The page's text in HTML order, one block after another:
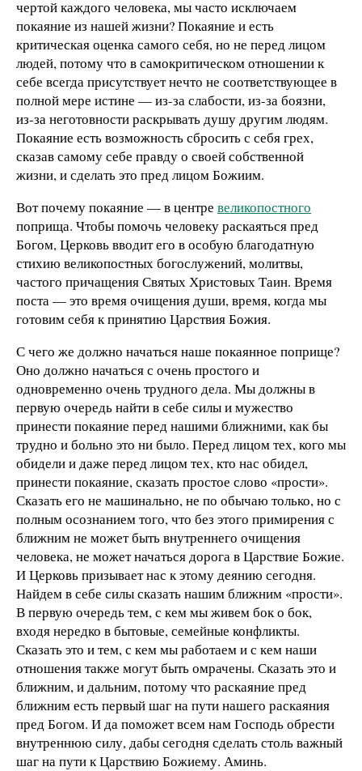
чертой каждого человека, мы часто исключаем
покаяние из нашей жизни? Покаяние и есть
критическая оценка самого себя, но не перед лицом
людей, потому что в самокритическом отношении к
себе всегда присутствует нечто не соответствующее в
полной мере истине — из-за слабости, из-за боязни,
из-за неготовности раскрывать душу другим людям.
Покаяние есть возможность сбросить с себя грех,
сказав самому себе правду о своей собственной
жизни, и сделать это пред лицом Божиим.
Вот почему покаяние — в центре великопостного
поприща. Чтобы помочь человеку раскаяться пред
Богом, Церковь вводит его в особую благодатную
стихию великопостных богослужений, молитвы,
частого причащения Святых Христовых Таин. Время
поста — это время очищения души, время, когда мы
готовим себя к принятию Царствия Божия.
С чего же должно начаться наше покаянное поприще?
Оно должно начаться с очень простого и
одновременно очень трудного дела. Мы должны в
первую очередь найти в себе силы и мужество
принести покаяние перед нашими ближними, как бы
трудно и больно это ни было. Перед лицом тех, кого мы
обидели и даже перед лицом тех, кто нас обидел,
принести покаяние, сказать простое слово «прости».
Сказать его не машинально, не по обычаю только, но с
полным осознанием того, что без этого примирения с
ближним не может быть внутреннего очищения
человека, не может начаться дорога в Царствие Божие.
И Церковь призывает нас к этому деянию сегодня.
Найдем в себе силы сказать нашим ближним «прости».
В первую очередь тем, с кем мы живем бок о бок,
входя нередко в бытовые, семейные конфликты.
Сказать это и тем, с кем мы работаем и с кем наши
отношения также могут быть омрачены. Сказать это и
ближним, и дальним, потому что раскаяние пред
ближним есть первый шаг на пути нашего раскаяния
пред Богом. И да поможет всем нам Господь обрести
внутреннюю силу, дабы сегодня сделать столь важный
шаг на пути к Царствию Божиему. Аминь.